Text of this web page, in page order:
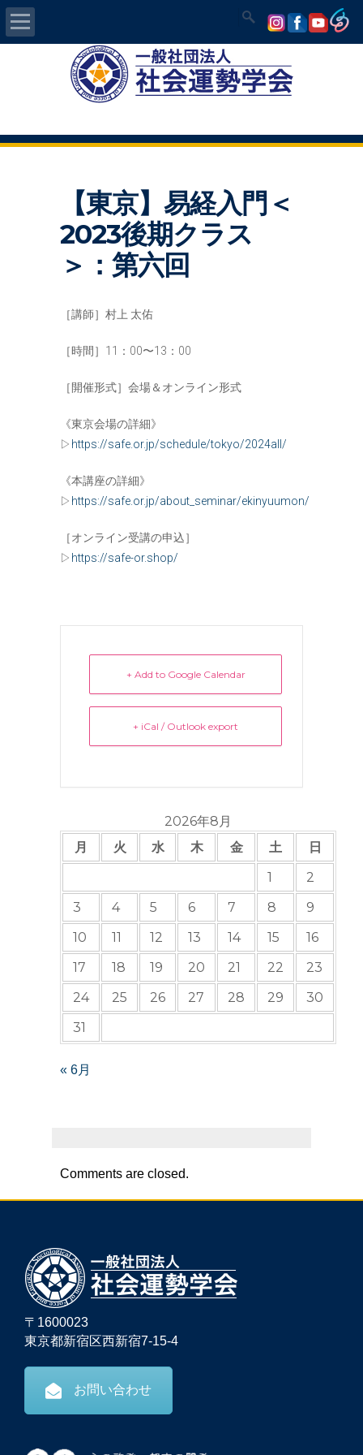
気学/易 セミナー
講師の紹介
【東京】易経入門＜
2023後期クラス
＞：第六回
［講師］村上 太佑
［時間］11：00〜13：00
［開催形式］会場＆オンライン形式
《東京会場の詳細》
▷ https://safe.or.jp/schedule/tokyo/2024all/
《本講座の詳細》
▷ https://safe.or.jp/about_seminar/ekinyuumon/
［オンライン受講の申込］
▷ https://safe-or.shop/
+ Add to Google Calendar
+ iCal / Outlook export
2026年8月
月
火 水 木 金 土
日
1
2
3
4 5 6 7 8
9
10
11 12 13 14 15
16
17
18 19 20 21 22
23
24
25 26 27 28 29
30
31
« 6月
Comments are closed.
〒1600023
東京都新宿区西新宿7-15-4
お問い合わせ